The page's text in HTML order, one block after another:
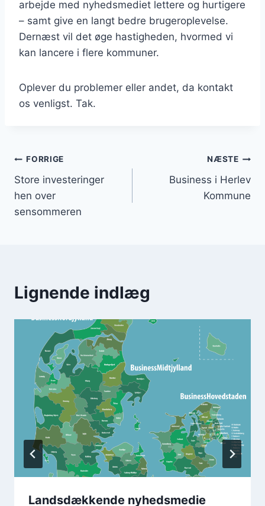
arbejde med nyhedsmediet lettere og hurtigere
– samt give en langt bedre brugeroplevelse.
Dernæst vil det øge hastigheden, hvormed vi
kan lancere i flere kommuner.
Oplever du problemer eller andet, da kontakt
os venligst. Tak.
Indlægsnavigation
FORRIGE
Store investeringer
hen over
sensommeren
NÆSTE
Business i Herlev
Kommune
Lignende indlæg
Landsdækkende nyhedsmedie